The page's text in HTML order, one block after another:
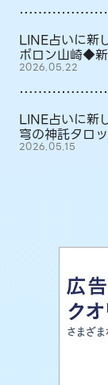
LINE占いに新
ポロン山崎◆新
2026.05.22
LINE占いに新
穹の神託タロッ
2026.05.15